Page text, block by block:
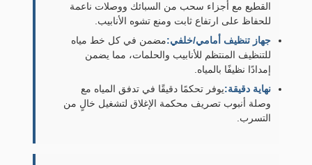
القطيع مع أجزاء سحب من السبائك ووصلات ناعمة
للحفاظ على ارتفاع ثابت ومنع تشوه الأنابيب.
جهاز تنظيف أمامي/خلفي:مضمن في كل خط مياه
للتنظيف المنتظم للأنابيب والحلمات، مما يضمن
إمدادًا نظيفًا بالمياه.
نهاية دقيقة:يوفر تحكمًا دقيقًا في تدفق المياه مع
وصلة أنبوب تصريف محكمة الإغلاق لتشغيل خالٍ من
التسرب.